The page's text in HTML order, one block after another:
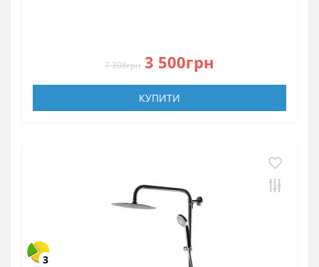
7 308грн 3 500грн
КУПИТИ
3